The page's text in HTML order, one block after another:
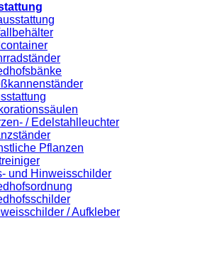
/ Edelstahlleuchter
Pflanzen
und Hinweisschilder
/ Aufkleber